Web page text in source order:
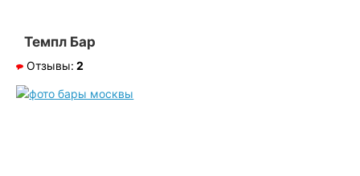
Темпл Бар
Отзывы: 2